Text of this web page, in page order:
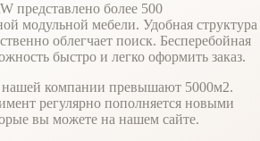
представлено более 500
модульной мебели. Удобная структура
облегчает поиск. Бесперебойная
быстро и легко оформить заказ.
компании превышают 5000м2.
регулярно пополняется новыми
вы можете на нашем сайте.